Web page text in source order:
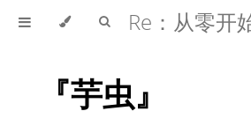
『芋虫』